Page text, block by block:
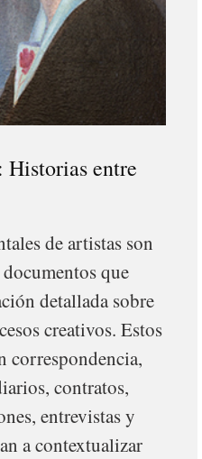
entre
de artistas son
que
detallada sobre
creativos. Estos
correspondencia,
contratos,
entrevistas y
a contextualizar